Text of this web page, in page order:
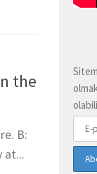
the
B:
at...